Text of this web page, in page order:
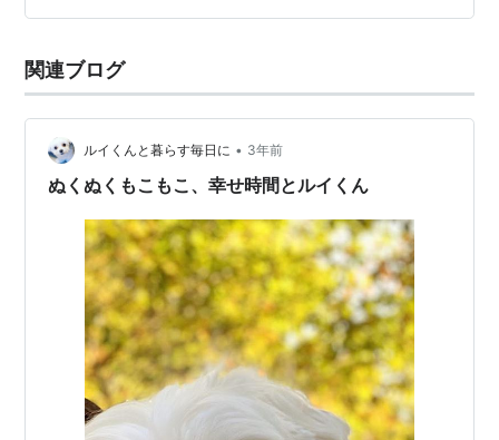
受付開始。 10月、11月のトリミン…
関連ブログ
ルイくんと暮らす毎日に • 3年前
ぬくぬくもこもこ、幸せ時間とルイくん